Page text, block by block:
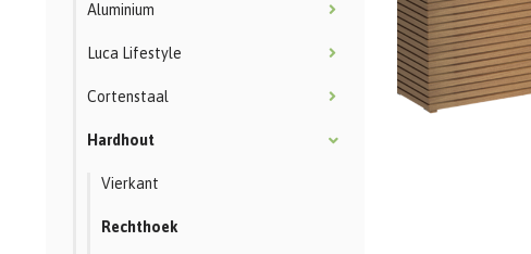
Aluminium
Luca Lifestyle
Cortenstaal
Hardhout
Vierkant
Rechthoek